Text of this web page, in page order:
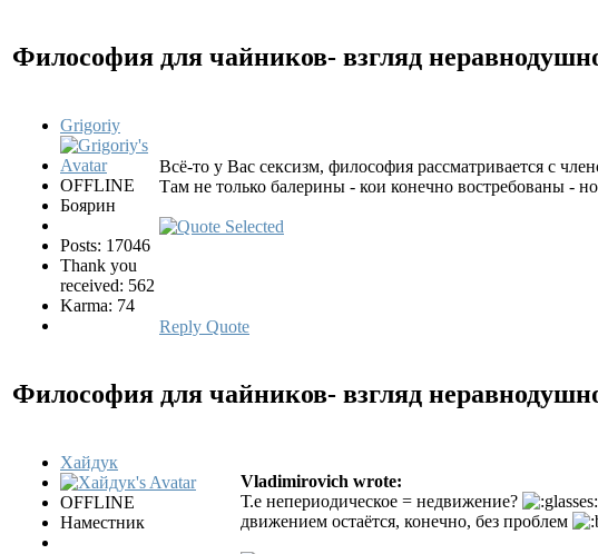
Философия для чайников- взгляд
Grigoriy
OFFLINE
Боярин
Posts: 17046
Thank you
received: 562
Karma: 74
Bсё-то у Вас сексизм, философия рассматривается с
Там не только балерины - кои конечно востребованы -
Reply Quote
Философия для чайников- взгляд
Хайдук
OFFLINE
Наместник
Vladimirovich wrote:
Т.е непериодическое = недвижение?
движением остаётся, конечно, без проблем